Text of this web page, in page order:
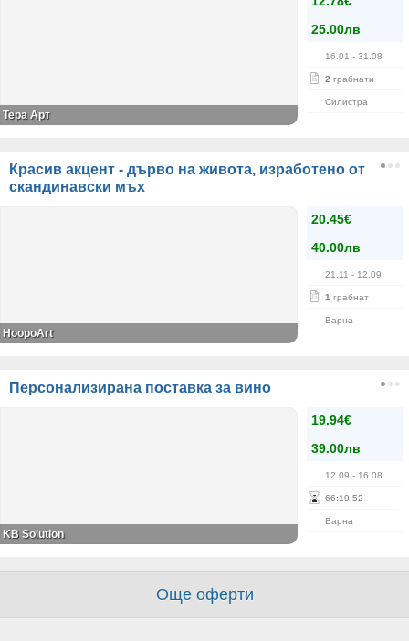
25.00лв
16.01 - 31.08
2 грабнати
Силистра
Тера Арт
Красив акцент - дърво на живота, изработено от
скандинавски мъх
20.45€
40.00лв
21.11 - 12.09
1 грабнат
Варна
HoopoArt
Персонализирана поставка за вино
19.94€
39.00лв
12.09 - 16.08
66:19:52
Варна
KB Solution
Още оферти